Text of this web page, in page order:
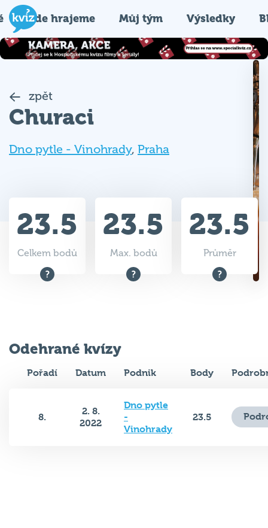
Kde hrajeme Můj tým Výsledky
zpět
Churaci
Dno pytle - Vinohrady, Praha
23.5
Celkem bodů
23.5
Max. bodů
23.5
Průměr
Odehrané kvízy
Pořadí Datum Podnik Body
8.
2. 8.
2022
Dno pytle
-
Vinohrady
23.5